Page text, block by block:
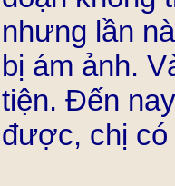
nhưng lần
bị ám ảnh.
tiện. Đến
được, chị